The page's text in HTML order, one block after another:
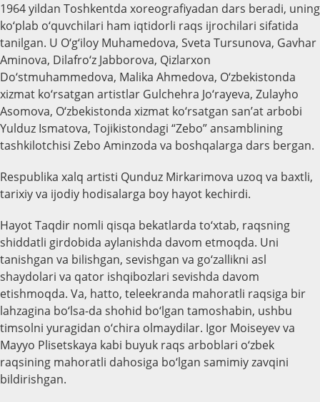
1964 yildan Toshkentda xoreografiyadan dars beradi, uning
ko‘plab o‘quvchilari ham iqtidorli raqs ijrochilari sifatida
tanilgan. U O‘g‘iloy Muhamedova, Sveta Tursunova, Gavhar
Aminova, Dilafro‘z Jabborova, Qizlarxon
Do‘stmuhammedova, Malika Ahmedova, O‘zbekistonda
xizmat ko‘rsatgan artistlar Gulchehra Jo‘rayeva, Zulayho
Asomova, O‘zbekistonda xizmat ko‘rsatgan san’at arbobi
Yulduz Ismatova, Tojikistondagi “Zebo” ansamblining
tashkilotchisi Zebo Aminzoda va boshqalarga dars bergan.
Respublika xalq artisti Qunduz Mirkarimova uzoq va baxtli,
tarixiy va ijodiy hodisalarga boy hayot kechirdi.
Hayot Taqdir nomli qisqa bekatlarda to‘xtab, raqsning
shiddatli girdobida aylanishda davom etmoqda. Uni
tanishgan va bilishgan, sevishgan va go‘zallikni asl
shaydolari va qator ishqibozlari sevishda davom
etishmoqda. Va, hatto, teleekranda mahoratli raqsiga bir
lahzagina bo‘lsa-da shohid bo‘lgan tamoshabin, ushbu
timsolni yuragidan o‘chira olmaydilar. Igor Moiseyev va
Mayyo Plisetskaya kabi buyuk raqs arboblari o‘zbek
raqsining mahoratli dahosiga bo‘lgan samimiy zavqini
bildirishgan.